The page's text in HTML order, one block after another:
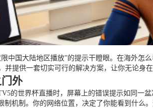
中国大陆地区播放”的提示干瞪眼。在海外
提供一套切实可行的解决方案，让你无论身
外
的世界杯直播时，屏幕上的错误提示如同
机制。你的网络位置，决定了你能看到什么